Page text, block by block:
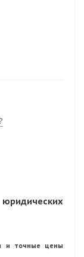
и точные цены